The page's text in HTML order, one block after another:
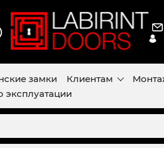
замки Клиентам
эксплуатации